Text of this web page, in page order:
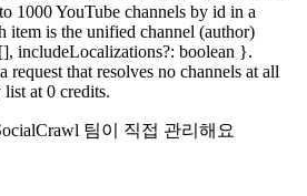
1000 YouTube channels by id in a
item is the unified channel (author)
includeLocalizations?: boolean }.
request that resolves no channels at all
at 0 credits.
팀이 직접 관리해요